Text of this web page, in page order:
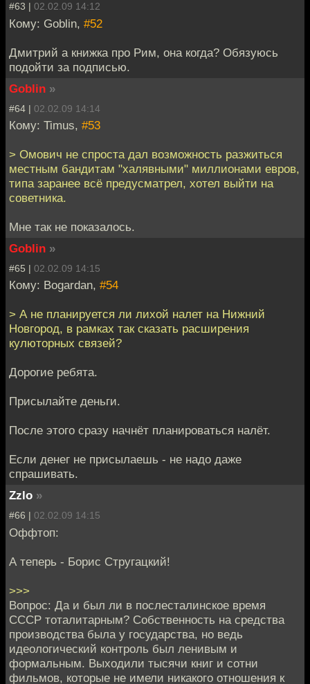
#63 | 02.02.09 14:12
Кому: Goblin, #52
Дмитрий а книжка про Рим, она когда? Обязуюсь
подойти за подписью.
Goblin »
#64 | 02.02.09 14:14
Кому: Timus, #53
> Омович не спроста дал возможность разжиться
местным бандитам "халявными" миллионами евров,
типа заранее всё предусматрел, хотел выйти на
советника.
Мне так не показалось.
Goblin »
#65 | 02.02.09 14:15
Кому: Bogardan, #54
> А не планируется ли лихой налет на Нижний
Новгород, в рамках так сказать расширения
кулюторных связей?
Дорогие ребята.
Присылайте деньги.
После этого сразу начнёт планироваться налёт.
Если денег не присылаешь - не надо даже
спрашивать.
Zzlo »
#66 | 02.02.09 14:15
Оффтоп:
А теперь - Борис Стругацкий!
>>>
Вопрос: Да и был ли в послесталинское время
СССР тоталитарным? Собственность на средства
производства была у государства, но ведь
идеологический контроль был ленивым и
формальным. Выходили тысячи книг и сотни
фильмов, которые не имели никакого отношения к